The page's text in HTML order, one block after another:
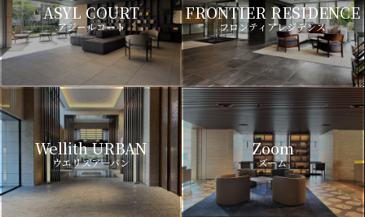
ASYL COURT
アジールコート
FRONTIER RESIDENCE
フロンティアレジデンス
Wellith URBAN
ウエリスアーバン
Zoom
ズーム